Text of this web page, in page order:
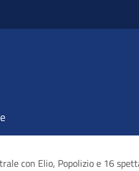
con Elio, Popolizio e 16